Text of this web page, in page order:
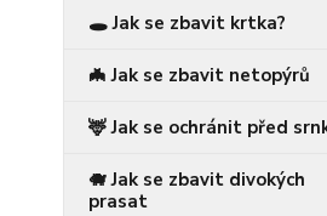
🕳️ Jak se zbavit krtka?
🦇 Jak se zbavit netopýrů
🦌 Jak se ochránit před
🐗 Jak se zbavit divokých
prasat